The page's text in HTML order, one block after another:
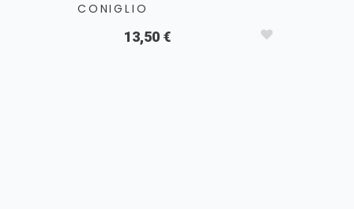
CONIGLIO
13,50 €